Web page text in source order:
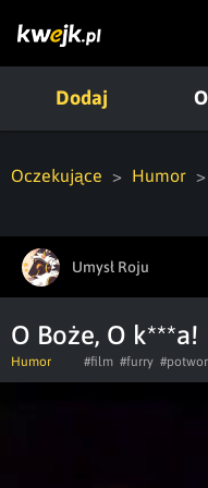
Dodaj
Oczekujące Humor
Umysł Roju
O Boże, O k***a!
Humor #film #furry #potwor